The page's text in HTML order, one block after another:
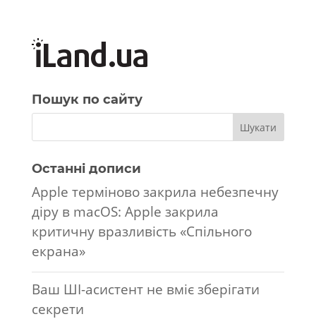
Пошук по сайту
Останні дописи
Apple терміново закрила небезпечну
діру в macOS: Apple закрила
критичну вразливість «Спільного
екрана»
Ваш ШІ-асистент не вміє зберігати
секрети